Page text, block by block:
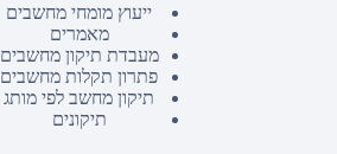
ייעוץ מומחי מחשבים
מאמרים
מעבדת תיקון מחשבים
פתרון תקלות מחשבים
תיקון מחשב לפי מותג
תיקונים